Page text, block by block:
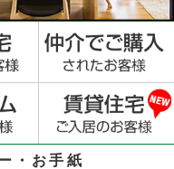
・お手紙